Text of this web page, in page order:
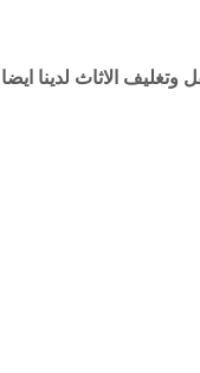
الاثاث لدينا